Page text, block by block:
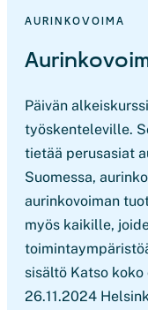
AURINKOVOIMA
Päivän
työskenteleville.
tietää perusasiat
Suomessa,
aurinkovoiman
myös kaikille,
sisältö Katso
26.11.2024